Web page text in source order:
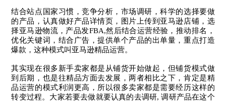
结合站点国家习惯，竞争分析，市场调研，科学的选择要做
的产品，认真做好产品详情页，图片上传到亚马逊店铺，选
择亚马逊物流，产品发FBA,然后结合运营经验，推动排名，
优化关键词，结合广告，提供单个产品的出单量，重点打造
爆款，这种模式叫亚马逊精品运营。
其实现在很多新手卖家都是从铺货开始做起，但铺货模式做
到后期，也是往精品方面去发展，两者相比之下，肯定是精
品运营的模式利润更高，所以很多卖家都是需要经历这样的
转变过程。大家若要去做就要认真的去调研, 调研产品在这个